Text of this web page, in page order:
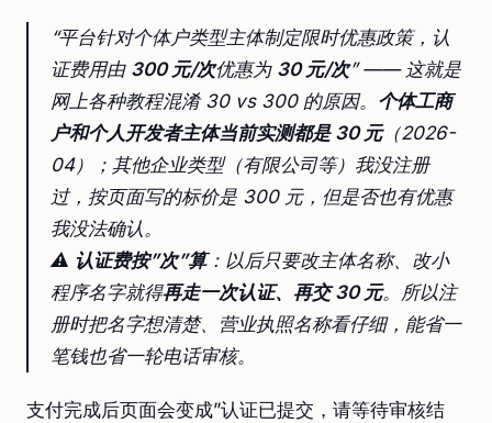
“平台针对个体户类型主体制定限时优惠政策，认
证费用由 300 元/次优惠为 30 元/次” —— 这就是
网上各种教程混淆 30 vs 300 的原因。 个体工商
户和个人开发者主体当前实测都是 30 元（2026-
04）；其他企业类型（有限公司等）我没注册
过，按页面写的标价是 300 元，但是否也有优惠
我没法确认。
⚠️ 认证费按”次”算：以后只要改主体名称、改小
程序名字就得再走一次认证、再交 30 元。所以注
册时把名字想清楚、营业执照名称看仔细，能省一
笔钱也省一轮电话审核。
支付完成后页面会变成”认证已提交，请等待审核结